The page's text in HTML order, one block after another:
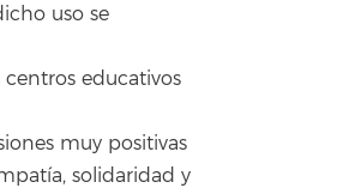
uso se
educativos
muy positivas
solidaridad y